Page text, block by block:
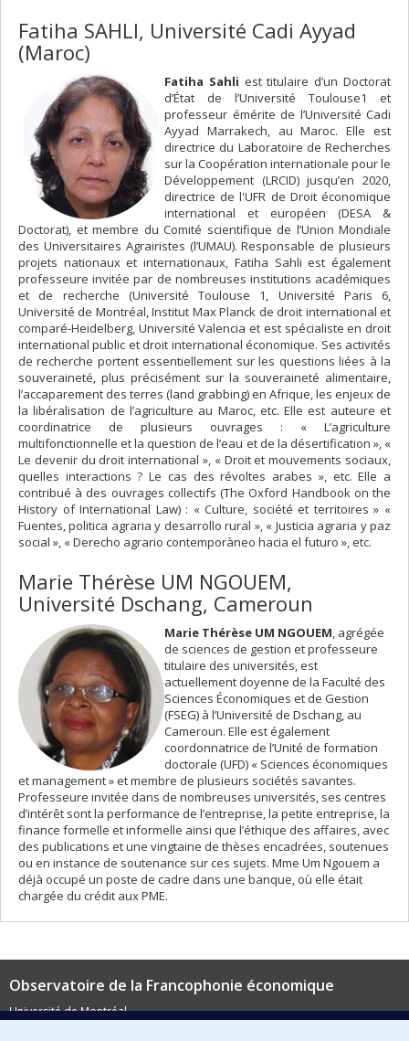
Fatiha SAHLI, Université Cadi Ayyad
(Maroc)
Fatiha Sahli est titulaire d’un Doctorat
d’État de l’Université Toulouse1 et
professeur émérite de l’Université Cadi
Ayyad Marrakech, au Maroc. Elle est
directrice du Laboratoire de Recherches
sur la Coopération internationale pour le
Développement (LRCID) jusqu’en 2020,
directrice de l'UFR de Droit économique
international et européen (DESA &
Doctorat), et membre du Comité scientifique de l’Union Mondiale
des Universitaires Agrairistes (l’UMAU). Responsable de plusieurs
projets nationaux et internationaux, Fatiha Sahli est également
professeure invitée par de nombreuses institutions académiques
et de recherche (Université Toulouse 1, Université Paris 6,
Université de Montréal, Institut Max Planck de droit international et
comparé-Heidelberg, Université Valencia et est spécialiste en droit
international public et droit international économique. Ses activités
de recherche portent essentiellement sur les questions liées à la
souveraineté, plus précisément sur la souveraineté alimentaire,
l’accaparement des terres (land grabbing) en Afrique, les enjeux de
la libéralisation de l’agriculture au Maroc, etc. Elle est auteure et
coordinatrice de plusieurs ouvrages : « L’agriculture
multifonctionnelle et la question de l’eau et de la désertification », «
Le devenir du droit international », « Droit et mouvements sociaux,
quelles interactions ? Le cas des révoltes arabes », etc. Elle a
contribué à des ouvrages collectifs (The Oxford Handbook on the
History of International Law) : « Culture, société et territoires » «
Fuentes, politica agraria y desarrollo rural », « Justicia agraria y paz
social », « Derecho agrario contemporàneo hacia el futuro », etc.
Marie Thérèse UM NGOUEM,
Université Dschang, Cameroun
Marie Thérèse UM NGOUEM, agrégée
de sciences de gestion et professeure
titulaire des universités, est
actuellement doyenne de la Faculté des
Sciences Économiques et de Gestion
(FSEG) à l’Université de Dschang, au
Cameroun. Elle est également
coordonnatrice de l’Unité de formation
doctorale (UFD) « Sciences économiques
et management » et membre de plusieurs sociétés savantes.
Professeure invitée dans de nombreuses universités, ses centres
d’intérêt sont la performance de l’entreprise, la petite entreprise, la
finance formelle et informelle ainsi que l’éthique des affaires, avec
des publications et une vingtaine de thèses encadrées, soutenues
ou en instance de soutenance sur ces sujets. Mme Um Ngouem a
déjà occupé un poste de cadre dans une banque, où elle était
chargée du crédit aux PME.
Observatoire de la Francophonie économique
Université de Montréal